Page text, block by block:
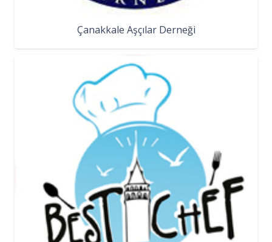
Çanakkale Aşçılar Derneği